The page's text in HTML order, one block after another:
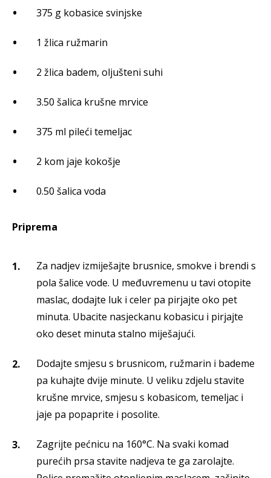
375 g kobasice svinjske
1 žlica ružmarin
2 žlica badem, oljušteni suhi
3.50 šalica krušne mrvice
375 ml pileći temeljac
2 kom jaje kokošje
0.50 šalica voda
Priprema
Za nadjev izmiješajte brusnice, smokve i brendi s
pola šalice vode. U međuvremenu u tavi otopite
maslac, dodajte luk i celer pa pirjajte oko pet
minuta. Ubacite nasjeckanu kobasicu i pirjajte
oko deset minuta stalno miješajući.
Dodajte smjesu s brusnicom, ružmarin i bademe
pa kuhajte dvije minute. U veliku zdjelu stavite
krušne mrvice, smjesu s kobasicom, temeljac i
jaje pa popaprite i posolite.
Zagrijte pećnicu na 160°C. Na svaki komad
purećih prsa stavite nadjeva te ga zarolajte.